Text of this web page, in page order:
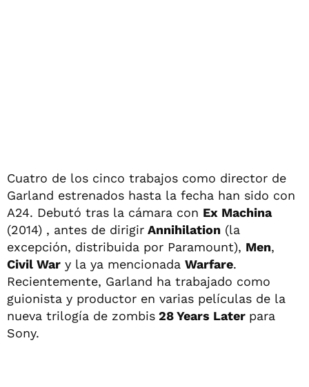
Cuatro de los cinco trabajos como director de
Garland estrenados hasta la fecha han sido con
A24. Debutó tras la cámara con Ex Machina
(2014) , antes de dirigir Annihilation (la
excepción, distribuida por Paramount), Men,
Civil War y la ya mencionada Warfare.
Recientemente, Garland ha trabajado como
guionista y productor en varias películas de la
nueva trilogía de zombis 28 Years Later para
Sony.